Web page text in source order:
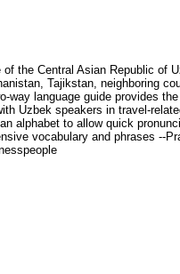
of the Central Asian Republic of
Tajikstan, neighboring
way language guide provides
Uzbek speakers in travel-
alphabet to allow quick
vocabulary and phrases --